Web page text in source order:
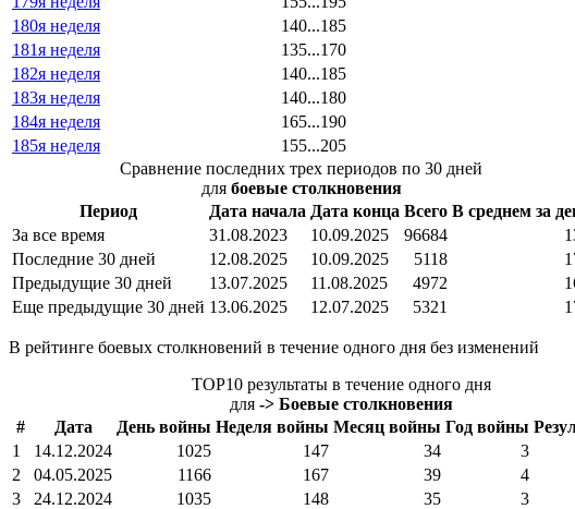
180я неделя
140...185
181я неделя
135...170
182я неделя
140...185
183я неделя
140...180
184я неделя
165...190
185я неделя
155...205
Сравнение последних трех периодов по 30 дней
для боевые столкновения
Период
Дата начала Дата конца Всего В среднем за
За все время
31.08.2023 10.09.2025 96684
Последние 30 дней
12.08.2025 10.09.2025 5118
Предыдущие 30 дней
13.07.2025 11.08.2025 4972
Еще предыдущие 30 дней 13.06.2025 12.07.2025 5321
В рейтинге боевых столкновений в течение одного дня без изменений
TOP10 результаты в течение одного дня
для -> Боевые столкновения
#
Дата День войны Неделя войны Месяц войны Год войны
1
14.12.2024 1025 147 34 3
2
04.05.2025 1166 167 39 4
3
24.12.2024 1035 148 35 3